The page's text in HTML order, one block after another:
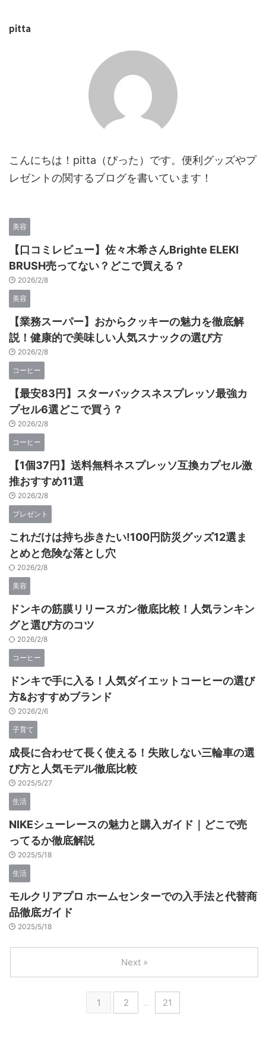
pitta
こんにちは！pitta（ぴった）です。便利グッズやプ
レゼントの関するブログを書いています！
美容
【口コミレビュー】佐々木希さんBrighte ELEKI
BRUSH売ってない？どこで買える？
2026/2/8
美容
【業務スーパー】おからクッキーの魅力を徹底解
説！健康的で美味しい人気スナックの選び方
2026/2/8
コーヒー
【最安83円】スターバックスネスプレッソ最強カ
プセル6選どこで買う？
2026/2/8
コーヒー
【1個37円】送料無料ネスプレッソ互換カプセル激
推おすすめ11選
2026/2/8
プレゼント
これだけは持ち歩きたい!100円防災グッズ12選ま
とめと危険な落とし穴
2026/2/8
美容
ドンキの筋膜リリースガン徹底比較！人気ランキン
グと選び方のコツ
2026/2/8
コーヒー
ドンキで手に入る！人気ダイエットコーヒーの選び
方&おすすめブランド
2026/2/6
子育て
成長に合わせて長く使える！失敗しない三輪車の選
び方と人気モデル徹底比較
2025/5/27
生活
NIKEシューレースの魅力と購入ガイド｜どこで売
ってるか徹底解説
2025/5/18
生活
モルクリアプロ ホームセンターでの入手法と代替商
品徹底ガイド
2025/5/18
1 2 … 21
Next »